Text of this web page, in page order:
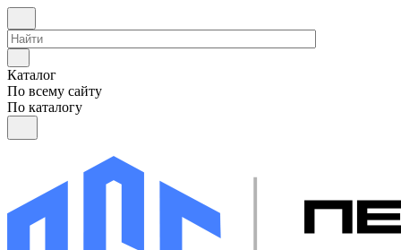
Каталог
По всему сайту
По каталогу